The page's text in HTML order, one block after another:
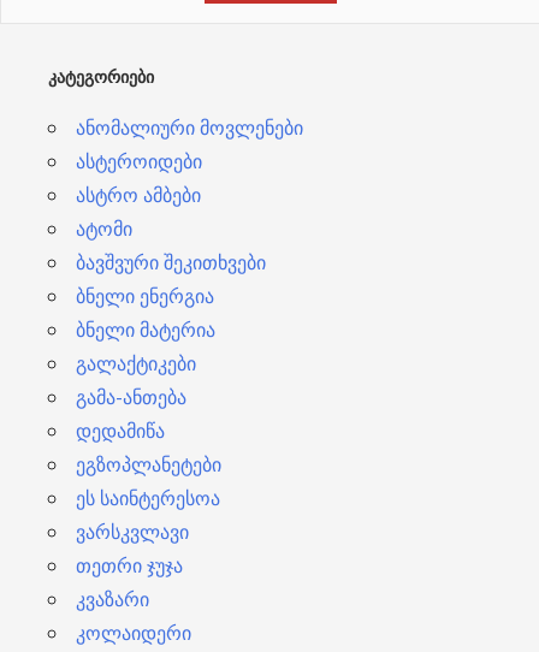
ᲙᲐᲢᲔᲒᲝᲠᲘᲔᲑᲘ
ანომალიური მოვლენები
ასტეროიდები
ასტრო ამბები
ატომი
ბავშვური შეკითხვები
ბნელი ენერგია
ბნელი მატერია
გალაქტიკები
გამა-ანთება
დედამიწა
ეგზოპლანეტები
ეს საინტერესოა
ვარსკვლავი
თეთრი ჯუჯა
კვაზარი
კოლაიდერი